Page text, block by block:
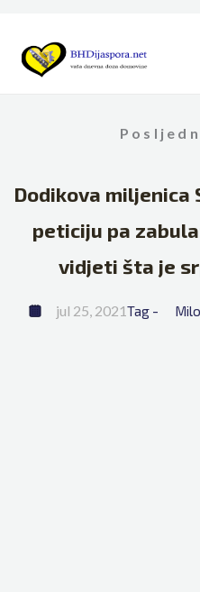
content
Dodikova miljenica
peticiju pa
vidjeti šta je
jul 25, 2021Tag -